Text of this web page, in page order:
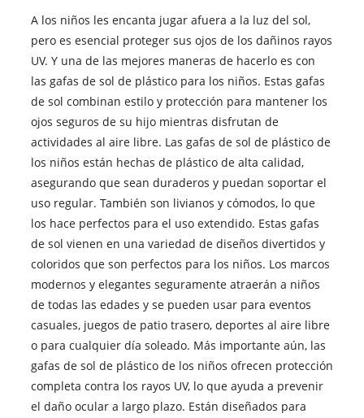
A los niños les encanta jugar afuera a la luz del sol,
pero es esencial proteger sus ojos de los dañinos rayos
UV. Y una de las mejores maneras de hacerlo es con
las gafas de sol de plástico para los niños. Estas gafas
de sol combinan estilo y protección para mantener los
ojos seguros de su hijo mientras disfrutan de
actividades al aire libre. Las gafas de sol de plástico de
los niños están hechas de plástico de alta calidad,
asegurando que sean duraderos y puedan soportar el
uso regular. También son livianos y cómodos, lo que
los hace perfectos para el uso extendido. Estas gafas
de sol vienen en una variedad de diseños divertidos y
coloridos que son perfectos para los niños. Los marcos
modernos y elegantes seguramente atraerán a niños
de todas las edades y se pueden usar para eventos
casuales, juegos de patio trasero, deportes al aire libre
o para cualquier día soleado. Más importante aún, las
gafas de sol de plástico de los niños ofrecen protección
completa contra los rayos UV, lo que ayuda a prevenir
el daño ocular a largo plazo. Están diseñados para